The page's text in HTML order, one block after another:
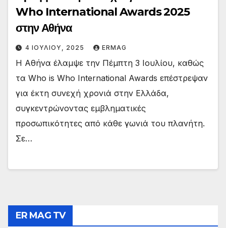
Who International Awards 2025
στην Αθήνα
4 ΙΟΥΛΊΟΥ, 2025 ERMAG
Η Αθήνα έλαμψε την Πέμπτη 3 Ιουλίου, καθώς
τα Who is Who International Awards επέστρεψαν
για έκτη συνεχή χρονιά στην Ελλάδα,
συγκεντρώνοντας εμβληματικές
προσωπικότητες από κάθε γωνιά του πλανήτη.
Σε…
ER MAG TV